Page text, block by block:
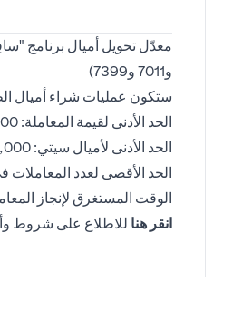
و7011 و7399)
ستكون عمليات شراء أميال
الحد الأدنى لقيمة المعاملة: 100 درهم إماراتي
الحد الأدنى لأميال سيتي: 2,000
الحد الأقصى لعدد المعاملات
الوقت المستغرق لإنجاز
انقر هنا للاطلاع على شروط